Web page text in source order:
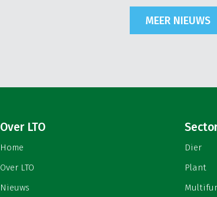
MEER NIEUWS
Over LTO
Home
Over LTO
Nieuws
Dier
Plant